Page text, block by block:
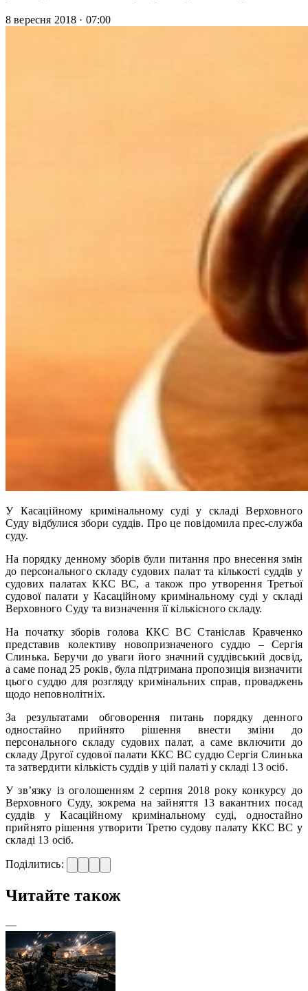
8 вересня 2018 · 07:00
У Касаційному кримінальному суді у складі Верховного
Суду відбулися збори суддів. Про це повідомила прес-служба
суду.
На порядку денному зборів були питання про внесення змін
до персонального складу судових палат та кількості суддів у
судових палатах ККС ВС, а також про утворення Третьої
судової палати у Касаційному кримінальному суді у складі
Верховного Суду та визначення її кількісного складу.
На початку зборів голова ККС ВС Станіслав Кравченко
представив колективу новопризначеного суддю – Сергія
Слинька. Беручи до уваги його значний суддівський досвід,
а саме понад 25 років, була підтримана пропозиція визначити
цього суддю для розгляду кримінальних справ, проваджень
щодо неповнолітніх.
За результатами обговорення питань порядку денного
одностайно прийнято рішення внести зміни до
персонального складу судових палат, а саме включити до
складу Другої судової палати ККС ВС суддю Сергія Слинька
та затвердити кількість суддів у цій палаті у складі 13 осіб.
У зв’язку із оголошенням 2 серпня 2018 року конкурсу до
Верховного Суду, зокрема на зайняття 13 вакантних посад
суддів у Касаційному кримінальному суді, одностайно
прийнято рішення утворити Третю судову палату ККС ВС у
складі 13 осіб.
Поділитись:
Читайте також
—